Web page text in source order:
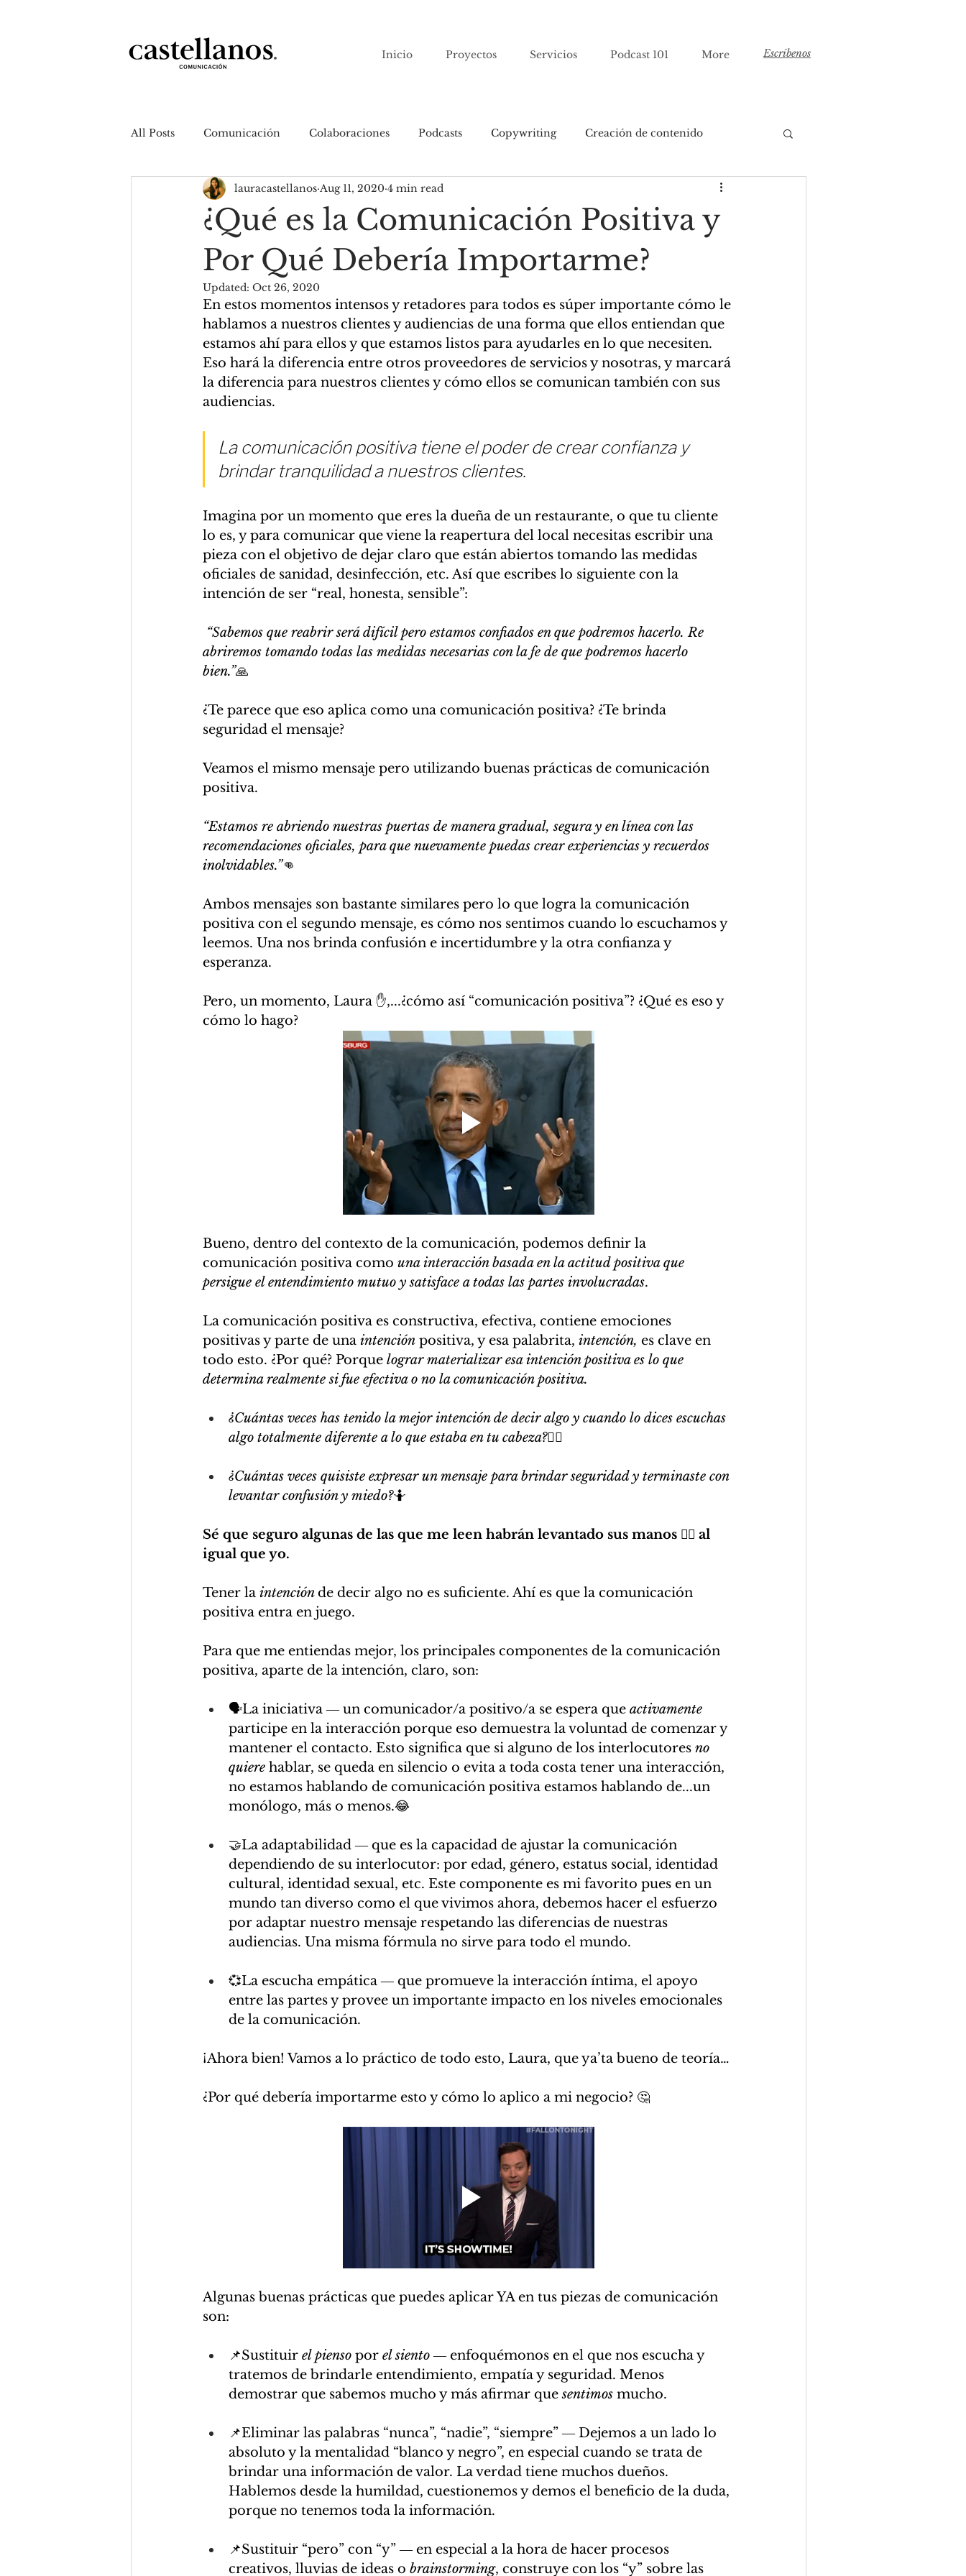
Inicio Proyectos Servicios Podcast 101 More Escríbenos
All Posts Comunicación Colaboraciones Podcasts Copywriting Creación de contenido
Atentamente, Lau. Negocios
¿Qué es la Comunicación Positiva y
Por Qué Debería Importarme?
lauracastellanos Aug 11, 2020 4 min read
Updated: Oct 26, 2020
En estos momentos intensos y retadores para todos es súper importante cómo le
hablamos a nuestros clientes y audiencias de una forma que ellos entiendan que
estamos ahí para ellos y que estamos listos para ayudarles en lo que necesiten.
Eso hará la diferencia entre otros proveedores de servicios y nosotras, y marcará
la diferencia para nuestros clientes y cómo ellos se comunican también con sus
audiencias.
La comunicación positiva tiene el poder de crear confianza y
brindar tranquilidad a nuestros clientes.
Imagina por un momento que eres la dueña de un restaurante, o que tu cliente
lo es, y para comunicar que viene la reapertura del local necesitas escribir una
pieza con el objetivo de dejar claro que están abiertos tomando las medidas
oficiales de sanidad, desinfección, etc. Así que escribes lo siguiente con la
intención de ser “real, honesta, sensible”:
abriremos tomando todas las medidas necesarias con la fe de que podremos hacerlo
bien.”🙏
¿Te parece que eso aplica como una comunicación positiva? ¿Te brinda
seguridad el mensaje?
Veamos el mismo mensaje pero utilizando buenas prácticas de comunicación
positiva.
“Estamos re abriendo nuestras puertas de manera gradual, segura y en línea con las
recomendaciones oficiales, para que nuevamente puedas crear experiencias y recuerdos
inolvidables.”👊
Ambos mensajes son bastante similares pero lo que logra la comunicación
positiva con el segundo mensaje, es cómo nos sentimos cuando lo escuchamos y
leemos. Una nos brinda confusión e incertidumbre y la otra confianza y
esperanza.
Pero, un momento, Laura ✋,...¿cómo así “comunicación positiva”? ¿Qué es eso y
cómo lo hago?
Bueno, dentro del contexto de la comunicación, podemos definir la
comunicación positiva como una interacción basada en la actitud positiva que
persigue el entendimiento mutuo y satisface a todas las partes involucradas.
La comunicación positiva es constructiva, efectiva, contiene emociones
positivas y parte de una intención positiva, y esa palabrita, intención, es clave en
todo esto. ¿Por qué? Porque lograr materializar esa intención positiva es lo que
determina realmente si fue efectiva o no la comunicación positiva.
¿Cuántas veces has tenido la mejor intención de decir algo y cuando lo dices escuchas
algo totalmente diferente a lo que estaba en tu cabeza?🤦‍♀️
¿Cuántas veces quisiste expresar un mensaje para brindar seguridad y terminaste con
levantar confusión y miedo?🤷
Sé que seguro algunas de las que me leen habrán levantado sus manos 🙋‍♀️ al
igual que yo.
Tener la intención de decir algo no es suficiente. Ahí es que la comunicación
positiva entra en juego.
Para que me entiendas mejor, los principales componentes de la comunicación
positiva, aparte de la intención, claro, son:
🗣La iniciativa ― un comunicador/a positivo/a se espera que activamente
participe en la interacción porque eso demuestra la voluntad de comenzar y
mantener el contacto. Esto significa que si alguno de los interlocutores no
quiere hablar, se queda en silencio o evita a toda costa tener una interacción,
no estamos hablando de comunicación positiva estamos hablando de...un
monólogo, más o menos.😂
🤝La adaptabilidad ― que es la capacidad de ajustar la comunicación
dependiendo de su interlocutor: por edad, género, estatus social, identidad
cultural, identidad sexual, etc. Este componente es mi favorito pues en un
mundo tan diverso como el que vivimos ahora, debemos hacer el esfuerzo
por adaptar nuestro mensaje respetando las diferencias de nuestras
audiencias. Una misma fórmula no sirve para todo el mundo.
💞La escucha empática ― que promueve la interacción íntima, el apoyo
entre las partes y provee un importante impacto en los niveles emocionales
de la comunicación.
¡Ahora bien! Vamos a lo práctico de todo esto, Laura, que ya’ta bueno de teoría…
¿Por qué debería importarme esto y cómo lo aplico a mi negocio? 🤔
Algunas buenas prácticas que puedes aplicar YA en tus piezas de comunicación
son:
📌Sustituir el pienso por el siento ― enfoquémonos en el que nos escucha y
tratemos de brindarle entendimiento, empatía y seguridad. Menos
demostrar que sabemos mucho y más afirmar que sentimos mucho.
📌Eliminar las palabras “nunca”, “nadie”, “siempre” ― Dejemos a un lado lo
absoluto y la mentalidad “blanco y negro”, en especial cuando se trata de
brindar una información de valor. La verdad tiene muchos dueños.
Hablemos desde la humildad, cuestionemos y demos el beneficio de la duda,
porque no tenemos toda la información.
📌Sustituir “pero” con “y” ― en especial a la hora de hacer procesos
creativos, lluvias de ideas o brainstorming, construye con los “y” sobre las